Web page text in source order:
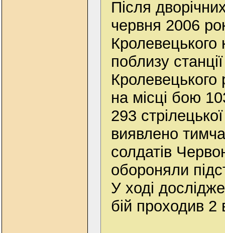
Після
червня 2006
Кролевецького
поблизу
на місці бою
293
виявлено
солдатів
обороняли
У ході
бій проходив 2